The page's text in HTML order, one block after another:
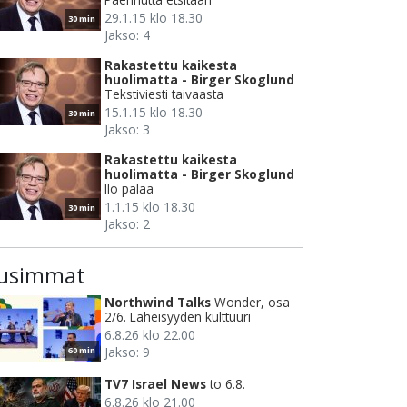
30 min
29.1.15 klo 18.30
Jakso: 4
30 min
Rakastettu kaikesta
huolimatta - Birger Skoglund
Tekstiviesti taivaasta
15.1.15 klo 18.30
Jakso: 3
30 min
Rakastettu kaikesta
huolimatta - Birger Skoglund
Ilo palaa
1.1.15 klo 18.30
Jakso: 2
60 min
Northwind Talks Wonder, osa
2/6. Läheisyyden kulttuuri
6.8.26 klo 22.00
Jakso: 9
TV7 Israel News to 6.8.
6.8.26 klo 21.00